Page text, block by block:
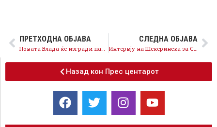
ПРЕТХОДНА ОБЈАВА СЛЕДНА ОБЈАВА
Назад кон Прес центарот